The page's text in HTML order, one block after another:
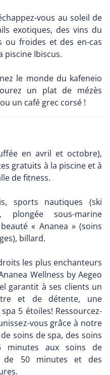
vous au soleil de
exotiques, des vins du
ou froides et des en-cas
piscine Ibiscus.
le monde du kafeneio
un plat de mézès
un café grec corsé !
en avril et octobre),
gratuits à la piscine et à
de fitness.
sports nautiques (ski
plongée sous-marine
« Ananea » (soins
billard.
les plus enchanteurs
Wellness by Aegeo
garantit à ses clients un
et de détente, une
5 étoiles! Ressourcez-
vous grâce à notre
soins de spa, des soins
minutes aux soins de
de 50 minutes et des